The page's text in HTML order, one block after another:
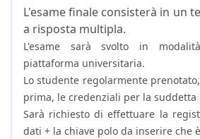
L'esame finale consisterà in un
a risposta multipla.
L'esame sarà svolto in
piattaforma universitaria.
Lo studente regolarmente
prima, le credenziali per la
Sarà richiesto di effettuare la
dati + la chiave polo da inserire che